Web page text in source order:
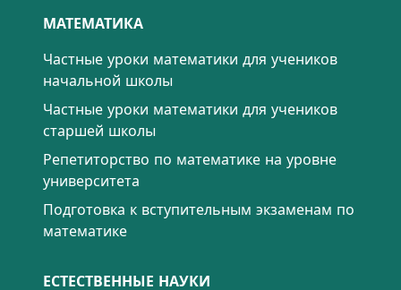
МАТЕМАТИКА
Частные уроки математики для учеников
начальной школы
Частные уроки математики для учеников
старшей школы
Репетиторство по математике на уровне
университета
Подготовка к вступительным экзаменам по
математике
ЕСТЕСТВЕННЫЕ НАУКИ